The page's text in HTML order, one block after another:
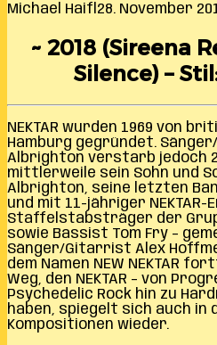
Michael Haifl 28. November
~ 2018 (Sireena
Silence) –
NEKTAR wurden 1969 von
Hamburg gegründet.
Albrighton verstarb jedoch
mittlerweile sein Sohn und
Albrighton, seine letzten
und mit 11-jähriger
Staffelstabsträger der
sowie Bassist Tom Fry –
Sänger/Gitarrist Alex
dem Namen NEW NEKTAR
Weg, den NEKTAR – von
Psychedelic Rock hin zu
haben, spiegelt sich auch in
Kompositionen wieder.